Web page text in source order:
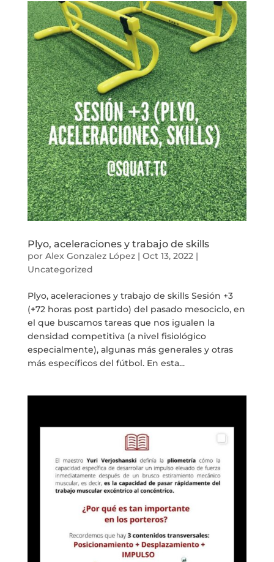
Plyo, aceleraciones y trabajo de skills
por Alex Gonzalez López| Oct 13, 2022 |
Uncategorized
Plyo, aceleraciones y trabajo de skills Sesión +3
(+72 horas post partido) del pasado mesociclo, en
el que buscamos tareas que nos igualen la
densidad competitiva (a nivel fisiológico
especialmente), algunas más generales y otras
más específicos del fútbol. En esta...